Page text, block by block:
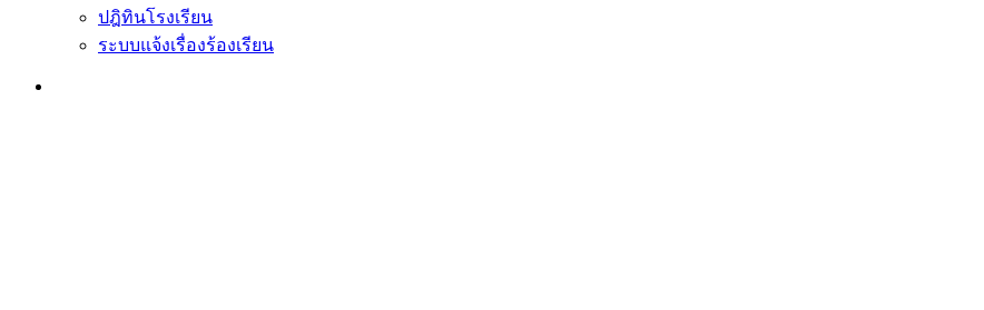
ปฎิทินโรงเรียน
ระบบแจ้งเรื่องร้องเรียน